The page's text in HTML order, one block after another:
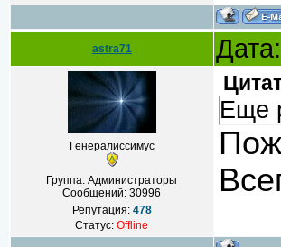
astra71
Генералиссимус
Группа: Администраторы
Сообщений:30996
Репутация: 478
Статус:Offline
Еще